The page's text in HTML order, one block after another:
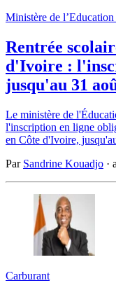
Ministère de
Rentrée
d'Ivoire :
jusqu'au 31
Le ministère de
l'inscription en ligne
en Côte d'Ivoire,
Par Sandrine Kouadjo ·
Carburant